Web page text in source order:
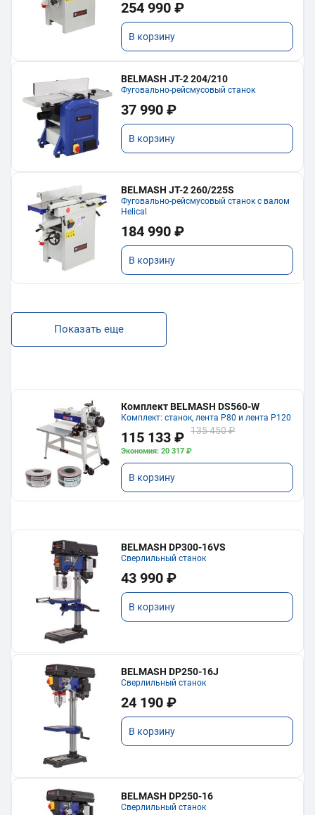
254 990 ₽
В корзину
BELMASH JT-2 204/210
Фуговально-рейсмусовый станок
37 990 ₽
В корзину
BELMASH JT-2 260/225S
Фуговально-рейсмусовый станок с валом
Helical
184 990 ₽
В корзину
Показать еще
Комплект BELMASH DS560-W
Комплект: станок, лента P80 и лента P120
115 133 ₽ 135 450 ₽
Экономия: 20 317 ₽
В корзину
BELMASH DP300-16VS
Сверлильный станок
43 990 ₽
В корзину
BELMASH DP250-16J
Сверлильный станок
24 190 ₽
В корзину
BELMASH DP250-16
Сверлильный станок